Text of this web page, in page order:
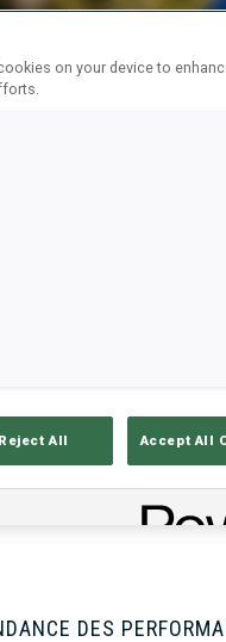
DES
on your device to
Reject All Accept All